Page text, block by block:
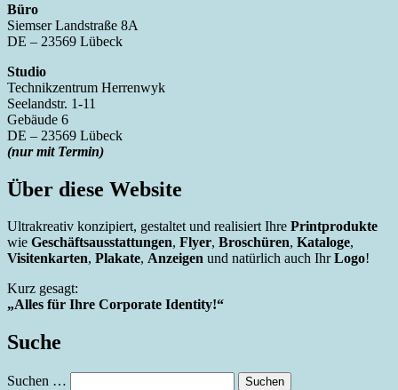
Büro
Siemser Landstraße 8A
DE – 23569 Lübeck
Studio
Technikzentrum Herrenwyk
Seelandstr. 1-11
Gebäude 6
DE – 23569 Lübeck
(nur mit Termin)
Über diese Website
Ultrakreativ konzipiert, gestaltet und realisiert Ihre Printprodukte
wie Geschäftsausstattungen, Flyer, Broschüren, Kataloge,
Visitenkarten, Plakate, Anzeigen und natürlich auch IhrLogo!
Kurz gesagt:
„Alles für Ihre Corporate Identity!“
Suche
Suchen …